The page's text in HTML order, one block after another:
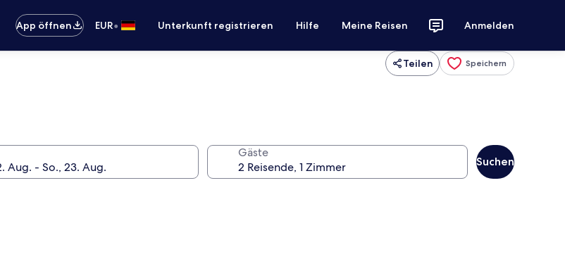
App öffnen EUR• Unterkunft registrieren Hilfe Meine Reisen Anmelden
Teilen Speichern
Gäste
Suchen